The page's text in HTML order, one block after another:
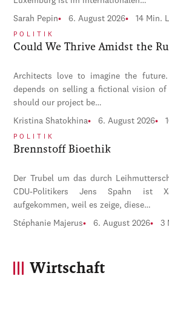
Sarah Pepin 6. August 2026 14 Min.
POLITIK
Could We Thrive Amidst the
Architects love to imagine the
depends on selling a fictional vision of
should our project be…
Kristina Shatokhina 6. August 2026
POLITIK
Brennstoff Bioethik
Der Trubel um das durch
CDU-Politikers Jens Spahn ist
aufgekommen, weil es zeige, diese…
Stéphanie Majerus 6. August 2026 3
Wirtschaft